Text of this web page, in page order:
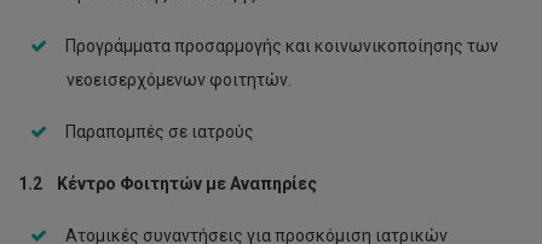
Προγράμματα προσαρμογής και κοινωνικοποίησης των
νεοεισερχόμενων φοιτητών.
Παραπομπές σε ιατρούς
1.2 Κέντρο Φοιτητών με Αναπηρίες
Ατομικές συναντήσεις για προσκόμιση ιατρικών